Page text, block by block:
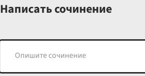
Написать сочинение